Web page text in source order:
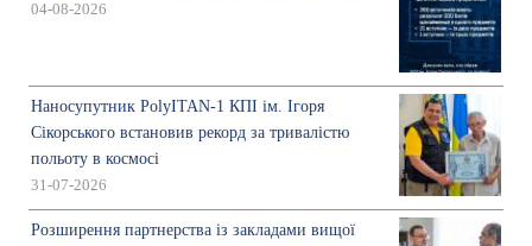
04-08-2026
Наносупутник PolyITAN-1 КПІ ім. Ігоря
Сікорського встановив рекорд за тривалістю
польоту в космосі
31-07-2026
Розширення партнерства із закладами вищої